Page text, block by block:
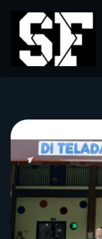
Skip
to